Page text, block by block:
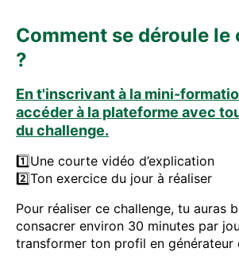
Comment se déroule le
?
En t'inscrivant à la mini-
accéder à la plateforme avec
du challenge.
1️⃣Une courte vidéo d’explication
2️⃣Ton exercice du jour à réaliser
Pour réaliser ce challenge, tu auras
consacrer environ 30 minutes par
transformer ton profil en générateur